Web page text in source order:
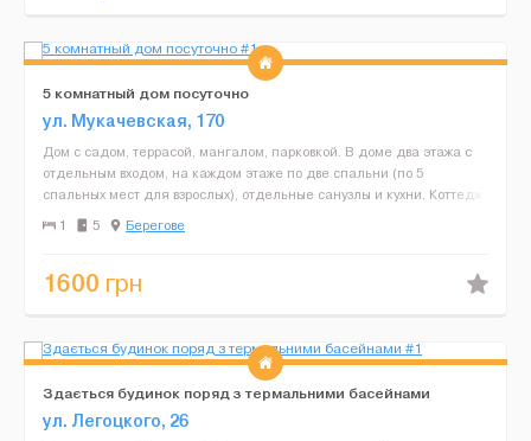
5 комнатный дом посуточно
ул. Мукачевская, 170
Дом с садом, террасой, мангалом, парковкой. В доме два этажа с
отдельным входом, на каждом этаже по две спальни (по 5
спальных мест для взрослых), отдельные санузлы и кухни. Коттедж
с евроремонтом, все удобства: горячая /холодная ...
1 5 Берегове
1600 грн
Здається будинок поряд з термальними басейнами
ул. Легоцкого, 26